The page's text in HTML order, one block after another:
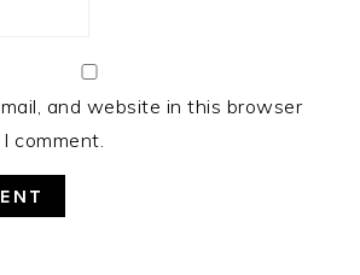
and website in this browser
comment.